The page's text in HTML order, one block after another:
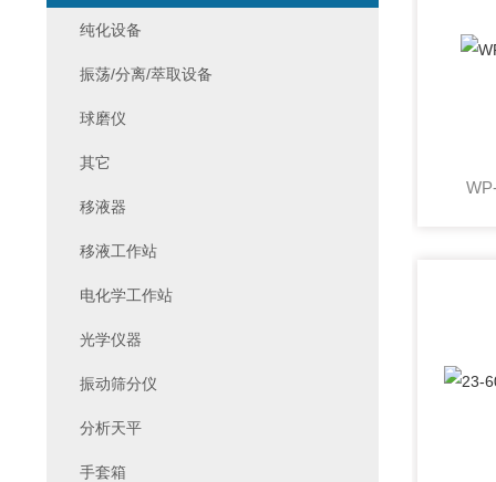
纯化设备
振荡/分离/萃取设备
球磨仪
其它
移液器
移液工作站
电化学工作站
光学仪器
振动筛分仪
分析天平
手套箱